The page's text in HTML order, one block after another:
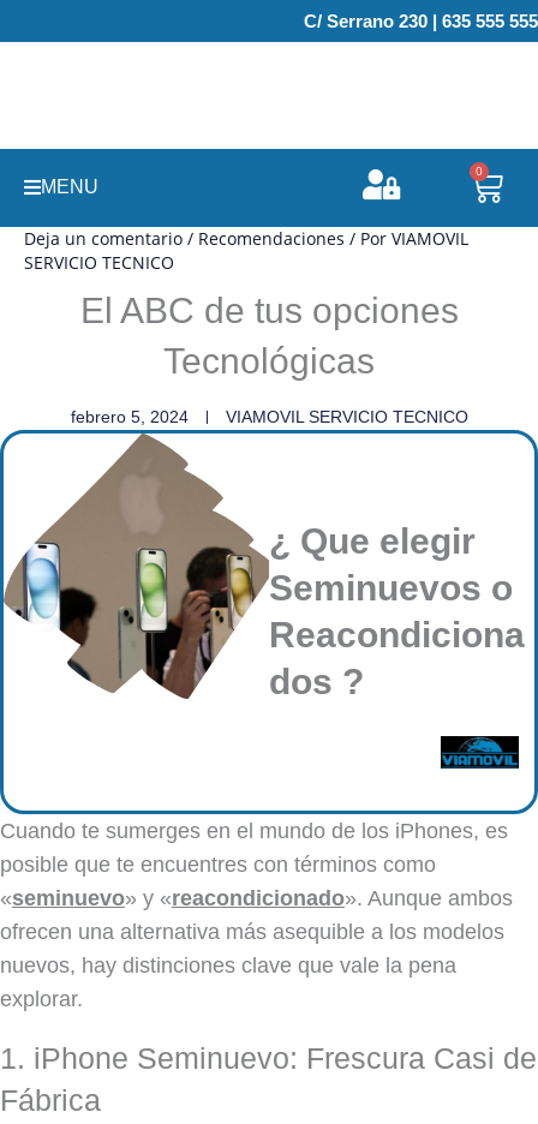
al
C/ Serrano 230 | 635 555 555
MENU
0
Deja un comentario / Recomendaciones / Por VIAMOVIL
SERVICIO TECNICO
El ABC de tus opciones
Tecnológicas
febrero 5, 2024 VIAMOVIL SERVICIO TECNICO
¿ Que elegir
Seminuevos o
Reacondiciona
dos ?
Cuando te sumerges en el mundo de los iPhones, es
posible que te encuentres con términos como
«seminuevo» y «reacondicionado». Aunque ambos
ofrecen una alternativa más asequible a los modelos
nuevos, hay distinciones clave que vale la pena
explorar.
1. iPhone Seminuevo: Frescura Casi de
Fábrica